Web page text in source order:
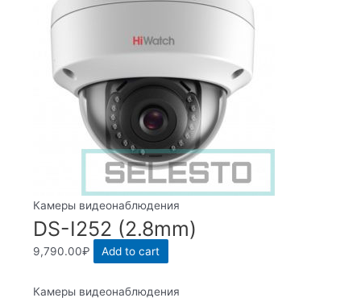
Камеры видеонаблюдения
DS-I252 (2.8mm)
9,790.00₽ Add to cart
Камеры видеонаблюдения